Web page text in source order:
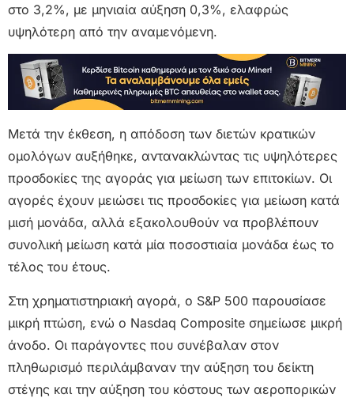
στο 3,2%, με μηνιαία αύξηση 0,3%, ελαφρώς
υψηλότερη από την αναμενόμενη.
Μετά την έκθεση, η απόδοση των διετών κρατικών
ομολόγων αυξήθηκε, αντανακλώντας τις υψηλότερες
προσδοκίες της αγοράς για μείωση των επιτοκίων. Οι
αγορές έχουν μειώσει τις προσδοκίες για μείωση κατά
μισή μονάδα, αλλά εξακολουθούν να προβλέπουν
συνολική μείωση κατά μία ποσοστιαία μονάδα έως το
τέλος του έτους.
Στη χρηματιστηριακή αγορά, ο S&P 500 παρουσίασε
μικρή πτώση, ενώ ο Nasdaq Composite σημείωσε μικρή
άνοδο. Οι παράγοντες που συνέβαλαν στον
πληθωρισμό περιλάμβαναν την αύξηση του δείκτη
στέγης και την αύξηση του κόστους των αεροπορικών